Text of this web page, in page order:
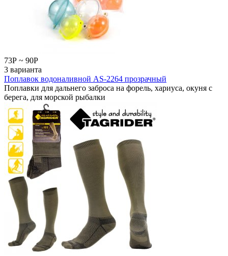
73Р ~ 90Р
3 варианта
Поплавок водоналивной AS-2264 прозрачный
Поплавки для дальнего заброса на форель, хариуса, окуня с
берега, для морской рыбалки